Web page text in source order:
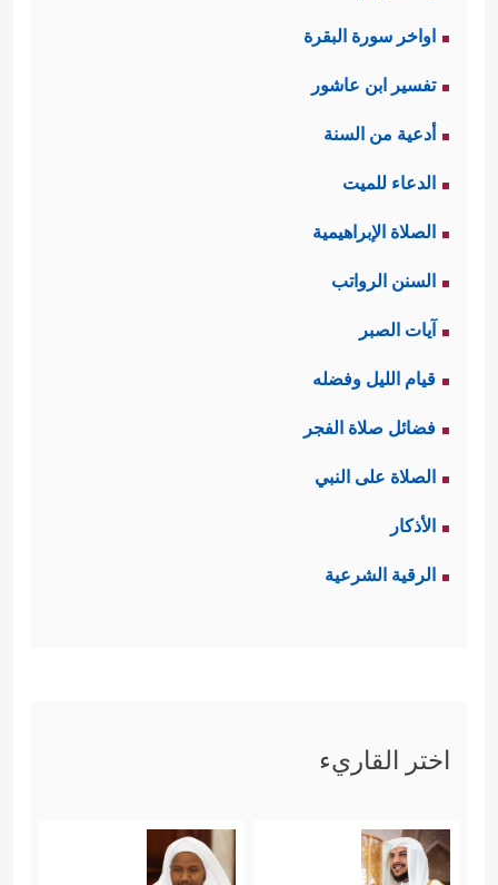
اواخر سورة البقرة
تفسير ابن عاشور
أدعية من السنة
الدعاء للميت
الصلاة الإبراهيمية
السنن الرواتب
آيات الصبر
قيام الليل وفضله
فضائل صلاة الفجر
الصلاة على النبي
الأذكار
الرقية الشرعية
اختر القاريء